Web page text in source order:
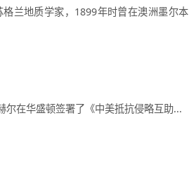
兰地质学家，1899年时曾在澳洲墨尔本
尔在华盛顿签署了《中美抵抗侵略互助...